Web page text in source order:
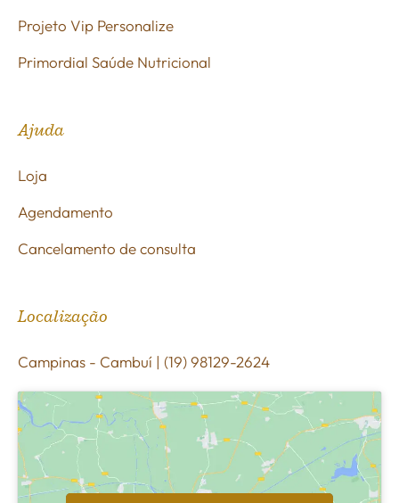
Projeto Vip Personalize
Primordial Saúde Nutricional
Ajuda
Loja
Agendamento
Cancelamento de consulta
Localização
Campinas - Cambuí | (19) 98129-2624